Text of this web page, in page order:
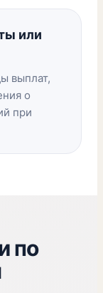
или
выплат,
о
при
по